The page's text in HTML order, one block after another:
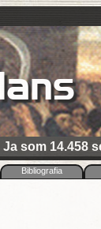
Ja som 14.458
Bibliografia